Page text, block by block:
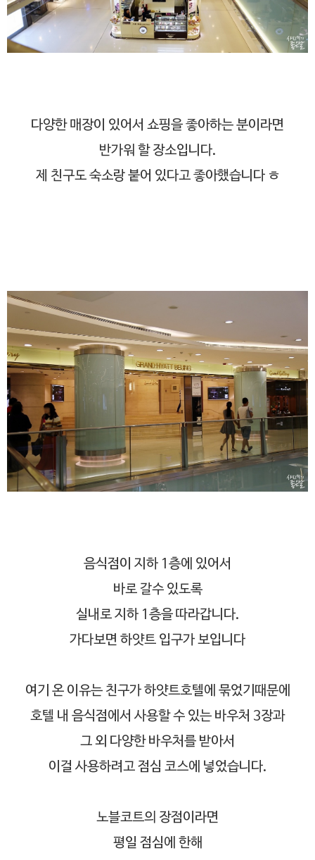
다양한 매장이 있어서 쇼핑을 좋아하는 분이라면
반가워 할 장소입니다.
제 친구도 숙소랑 붙어 있다고 좋아했습니다 ㅎ
음식점이 지하 1층에 있어서
바로 갈수 있도록
실내로 지하 1층을 따라갑니다.
가다보면 하얏트 입구가 보입니다
여기 온 이유는 친구가 하얏트호텔에 묶었기때문에
호텔 내 음식점에서 사용할 수 있는 바우처 3장과
그 외 다양한 바우처를 받아서
이걸 사용하려고 점심 코스에 넣었습니다.
노블코트의 장점이라면
평일 점심에 한해